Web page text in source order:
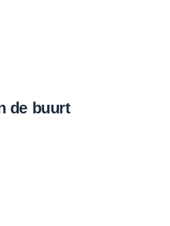
de buurt